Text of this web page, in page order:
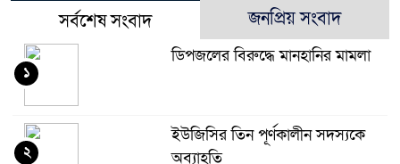
সর্বশেষ সংবাদ জনপ্রিয় সংবাদ
ডিপজলের বিরুদ্ধে মানহানির মামলা
১
ইউজিসির তিন পূর্ণকালীন সদস্যকে
অব্যাহতি
২